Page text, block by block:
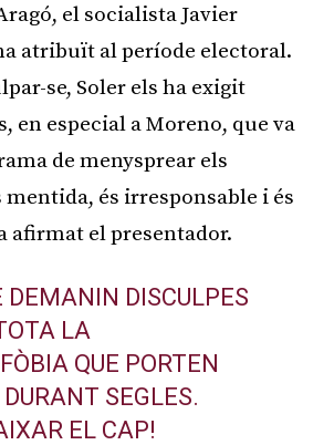
el socialista Javier
atribuït al període electoral.
se, Soler els ha exigit
en especial a Moreno, que va
de menysprear els
mentida, és irresponsable i és
afirmat el presentador.
DEMANIN DISCULPES
LA
QUE PORTEN
SEGLES.
EL CAP!